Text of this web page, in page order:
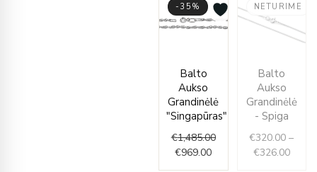
-35%
Balto
Aukso
Grandinėlė
"Singapūras"
€1,485.00
€1,485.00.
€969.00
€969.00.
NETURIME
Balto
Aukso
Grandinėlė
- Spiga
€320.00 –
€326.00